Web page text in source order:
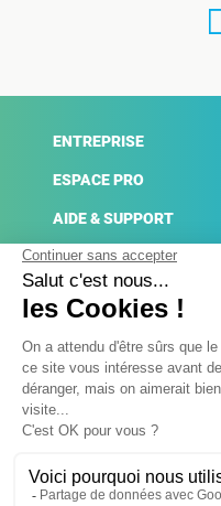
ENTREPRISE
ESPACE PRO
AIDE & SUPPORT
ACTUALITÉS
Conditions